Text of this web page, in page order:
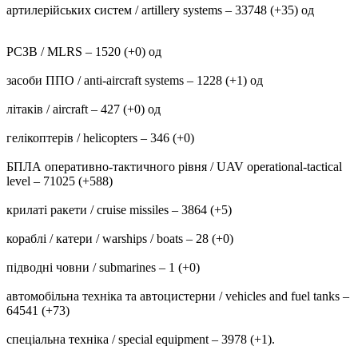
артилерійських систем / artillery systems – 33748 (+35) од
РСЗВ / MLRS – 1520 (+0) од
засоби ППО / anti-aircraft systems – 1228 (+1) од
літаків / aircraft – 427 (+0) од
гелікоптерів / helicopters – 346 (+0)
БПЛА оперативно-тактичного рівня / UAV operational-tactical
level – 71025 (+588)
крилаті ракети / cruise missiles – 3864 (+5)
кораблі / катери / warships / boats – 28 (+0)
підводні човни / submarines – 1 (+0)
автомобільна техніка та автоцистерни / vehicles and fuel tanks –
64541 (+73)
спеціальна техніка / special equipment – 3978 (+1).